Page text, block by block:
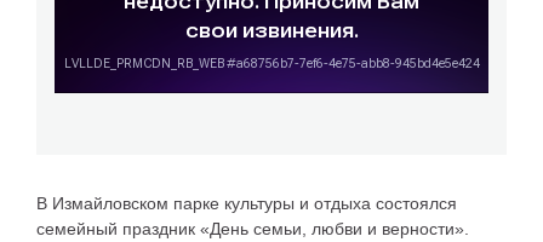
В Измайловском парке культуры и отдыха состоялся
семейный праздник «День семьи, любви и верности».